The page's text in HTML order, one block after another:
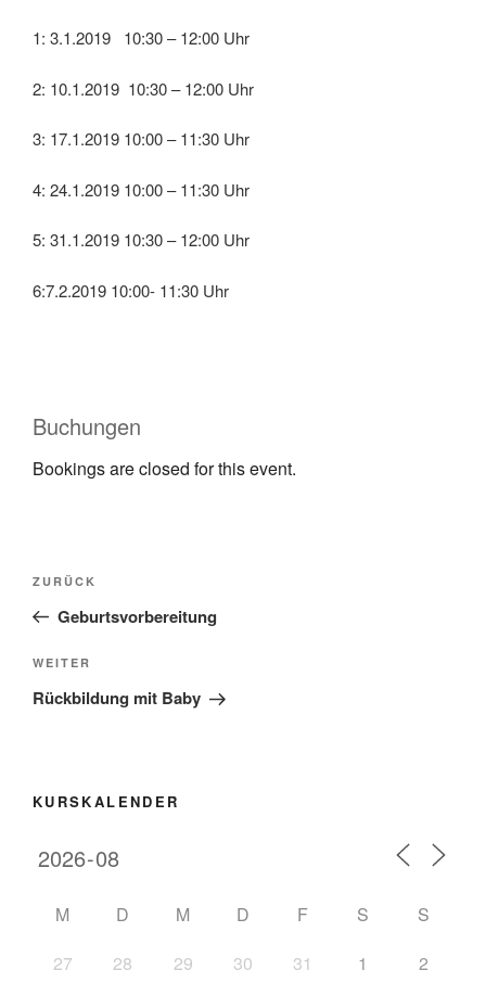
1: 3.1.2019 10:30 – 12:00 Uhr
2: 10.1.2019 10:30 – 12:00 Uhr
3: 17.1.2019 10:00 – 11:30 Uhr
4: 24.1.2019 10:00 – 11:30 Uhr
5: 31.1.2019 10:30 – 12:00 Uhr
6:7.2.2019 10:00- 11:30 Uhr
Buchungen
Bookings are closed for this event.
ZURÜCK
Geburtsvorbereitung
WEITER
Rückbildung mit Baby
KURSKALENDER
M D M D F S
S
27
28 29 30 31 1 2